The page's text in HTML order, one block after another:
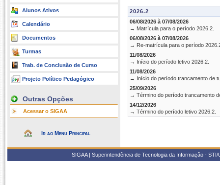
Alunos Ativos
Calendário
Documentos
Turmas
Trab. de Conclusão de Curso
Projeto Político Pedagógico
Outras Opções
Acessar o SIGAA
Ir ao Menu Principal
2026.2
06/08/2026 à 07/08/2026
→ Matrícula para o período 2026.2.
06/08/2026 à 07/08/2026
→ Re-matrícula para o período
11/08/2026
→ Início do período letivo 2026.2.
11/08/2026
→ Início do período trancamento de
25/09/2026
→ Término do período trancamento
14/12/2026
→ Término do período letivo 2026.2.
SIGAA | Superintendência de Tecnologia da Informação -